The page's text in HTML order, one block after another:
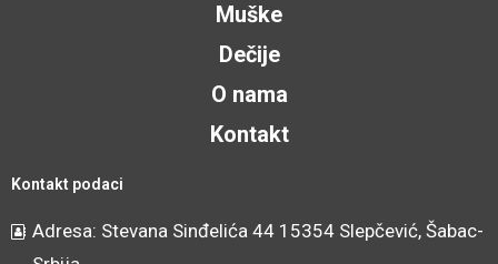
Muške
Dečije
O nama
Kontakt
Kontakt podaci
Adresa: Stevana Sinđelića 44 15354 Slepčević, Šabac-